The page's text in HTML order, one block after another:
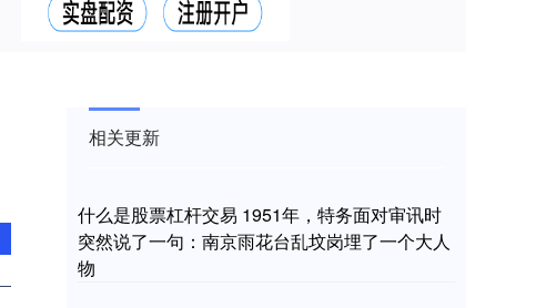
相关更新
什么是股票杠杆交易 1951年，特务面对审讯时
突然说了一句：南京雨花台乱坟岗埋了一个大人
物